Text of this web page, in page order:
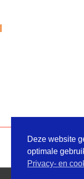
Deze website
optimale
Privacy- en